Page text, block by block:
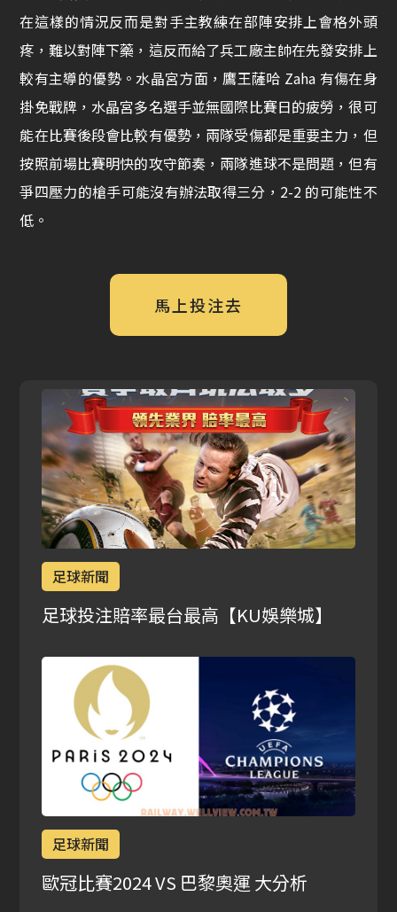
在這樣的情況反而是對手主教練在部陣安排上會格外頭
疼，難以對陣下藥，這反而給了兵工廠主帥在先發安排上
較有主導的優勢。水晶宮方面，鷹王薩哈 Zaha 有傷在身
掛免戰牌，水晶宮多名選手並無國際比賽日的疲勞，很可
能在比賽後段會比較有優勢，兩隊受傷都是重要主力，但
按照前場比賽明快的攻守節奏，兩隊進球不是問題，但有
爭四壓力的槍手可能沒有辦法取得三分，2-2 的可能性不
低。
馬上投注去
足球新聞
足球投注賠率最台最高【KU娛樂城】
足球新聞
歐冠比賽2024 VS 巴黎奧運 大分析